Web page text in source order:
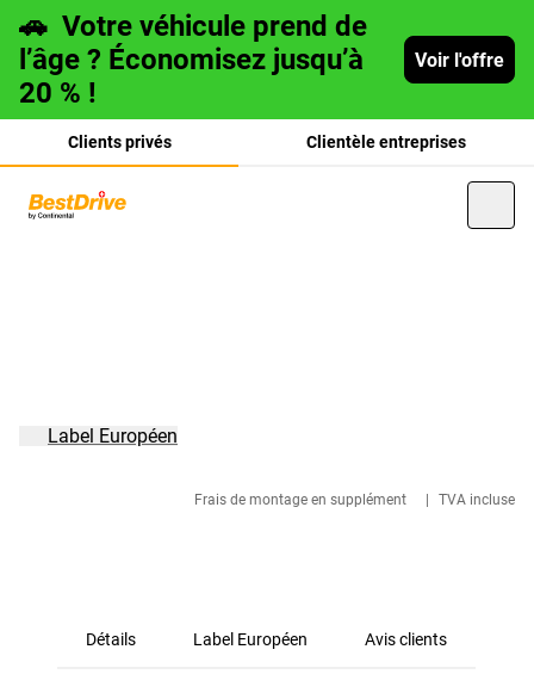
🚗 Votre véhicule prend de
l’âge ? Économisez jusqu’à
20 % !
Voir l'offre
Clients privés Clientèle entreprises
Frais de montage en supplément TVA incluse
Label Européen
Détails Label Européen Avis clients